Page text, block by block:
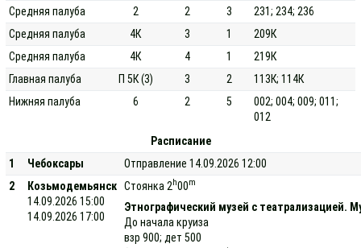
Средняя палуба
2 2 3
231; 234; 236
Средняя палуба
4К 3 1
209К
Средняя палуба
4К 4 1
219К
Главная палуба
П 5К (3) 3 2
113К; 114К
Нижняя палуба
6 2 5
002; 004; 009; 011;
012
Расписание
1
Чебоксары
Отправление 14.09.2026 12:00
2
Козьмодемьянск
14.09.2026 15:00
14.09.2026 17:00
Стоянка 2 h00m
Этнографический музей с театрализацией.
До начала круиза
взр 900; дет 500